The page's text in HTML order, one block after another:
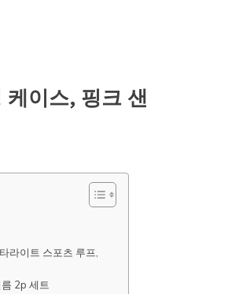
이스, 핑크 샌
라이트 스포츠 루프,
2p 세트